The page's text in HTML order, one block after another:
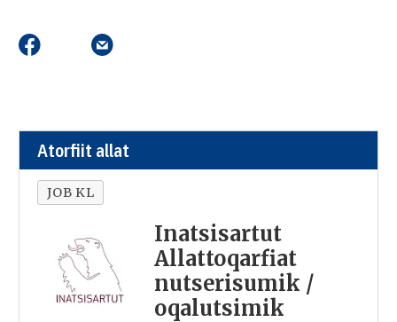
Atorfiit allat
JOB KL
Inatsisartut
Allattoqarfiat
nutserisumik /
oqalutsimik